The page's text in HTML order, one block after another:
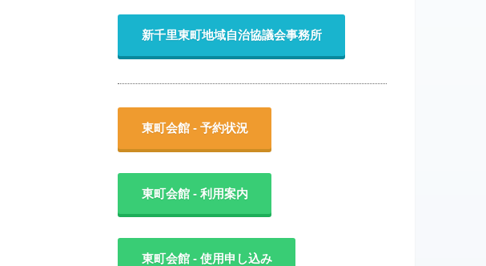
新千里東町地域自治協議会事務所
東町会館 - 予約状況
東町会館 - 利用案内
東町会館 - 使用申し込み